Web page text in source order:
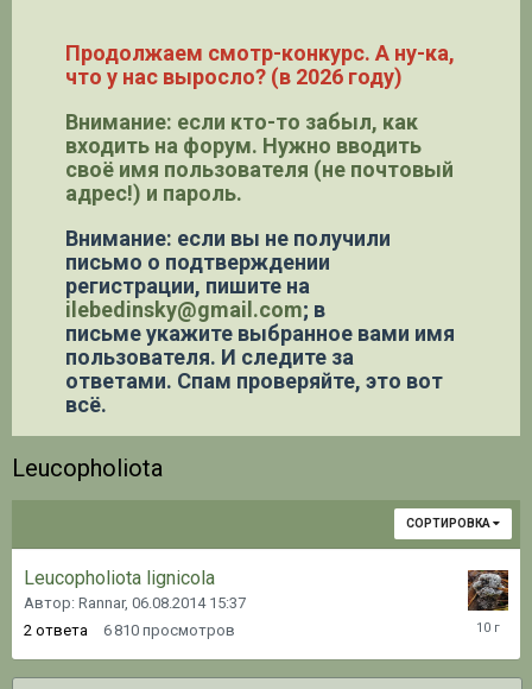
Продолжаем смотр-конкурс. А ну-ка,
что у нас выросло? (в 2026 году)
Внимание: если кто-то забыл, как
входить на форум. Нужно вводить
своё имя пользователя (не почтовый
адрес!) и пароль.
Внимание: если вы не получили
письмо о подтверждении
регистрации, пишите на
ilebedinsky@gmail.com; в
письме укажите выбранное вами имя
пользователя. И следите за
ответами. Спам проверяйте, это вот
всё.
Leucopholiota
СОРТИРОВКА
Leucopholiota lignicola
Автор: Rannar, 06.08.2014 15:37
2 ответа 6 810 просмотров